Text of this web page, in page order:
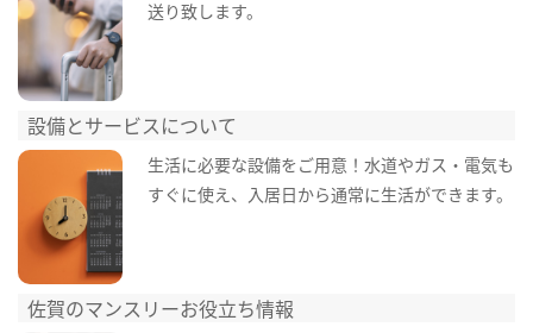
送り致します。
設備とサービスについて
生活に必要な設備をご用意！水道やガス・電気も
すぐに使え、入居日から通常に生活ができます。
佐賀のマンスリーお役立ち情報